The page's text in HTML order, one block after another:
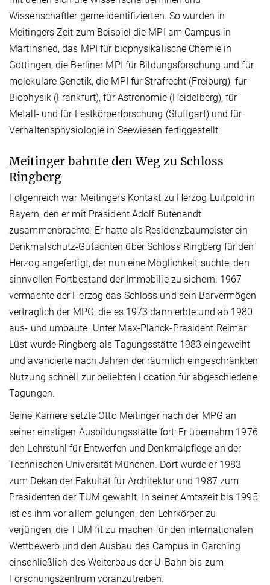
Wissenschaftler gerne identifizierten. So wurden in
Meitingers Zeit zum Beispiel die MPI am Campus in
Martinsried, das MPI für biophysikalische Chemie in
Göttingen, die Berliner MPI für Bildungsforschung und für
molekulare Genetik, die MPI für Strafrecht (Freiburg), für
Biophysik (Frankfurt), für Astronomie (Heidelberg), für
Metall- und für Festkörperforschung (Stuttgart) und für
Verhaltensphysiologie in Seewiesen fertiggestellt.
Meitinger bahnte den Weg zu Schloss
Ringberg
Folgenreich war Meitingers Kontakt zu Herzog Luitpold in
Bayern, den er mit Präsident Adolf Butenandt
zusammenbrachte. Er hatte als Residenzbaumeister ein
Denkmalschutz-Gutachten über Schloss Ringberg für den
Herzog angefertigt, der nun eine Möglichkeit suchte, den
sinnvollen Fortbestand der Immobilie zu sichern. 1967
vermachte der Herzog das Schloss und sein Barvermögen
vertraglich der MPG, die es 1973 dann erbte und ab 1980
aus- und umbaute. Unter Max-Planck-Präsident Reimar
Lüst wurde Ringberg als Tagungsstätte 1983 eingeweiht
und avancierte nach Jahren der räumlich eingeschränkten
Nutzung schnell zur beliebten Location für abgeschiedene
Tagungen.
Seine Karriere setzte Otto Meitinger nach der MPG an
seiner einstigen Ausbildungsstätte fort: Er übernahm 1976
den Lehrstuhl für Entwerfen und Denkmalpflege an der
Technischen Universität München. Dort wurde er 1983
zum Dekan der Fakultät für Architektur und 1987 zum
Präsidenten der TUM gewählt. In seiner Amtszeit bis 1995
ist es ihm vor allem gelungen, den Lehrkörper zu
verjüngen, die TUM fit zu machen für den internationalen
Wettbewerb und den Ausbau des Campus in Garching
einschließlich des Weiterbaus der U-Bahn bis zum
Forschungszentrum voranzutreiben.